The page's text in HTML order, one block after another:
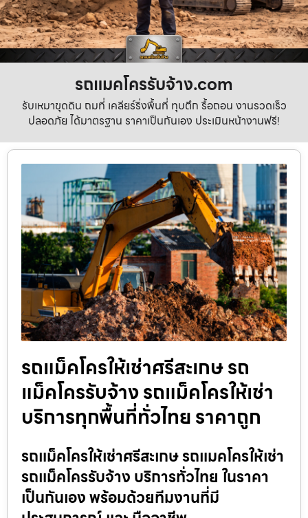
รถแมคโครรับจ้าง.com
รับเหมาขุดดิน ถมที่ เคลียร์ริ่งพื้นที่ ทุบตึก รื้อถอน งานรวดเร็ว
ปลอดภัย ได้มาตรฐาน ราคาเป็นกันเอง ประเมินหน้างานฟรี!
รถแม็คโครให้เช่าศรีสะเกษ รถ
แม็คโครรับจ้าง รถแม็คโครให้เช่า
บริการทุกพื้นที่ทั่วไทย ราคาถูก
รถแม็คโครให้เช่าศรีสะเกษ รถแมคโครให้เช่า
รถแม็คโครรับจ้าง บริการทั่วไทย ในราคา
เป็นกันเอง พร้อมด้วยทีมงานที่มี